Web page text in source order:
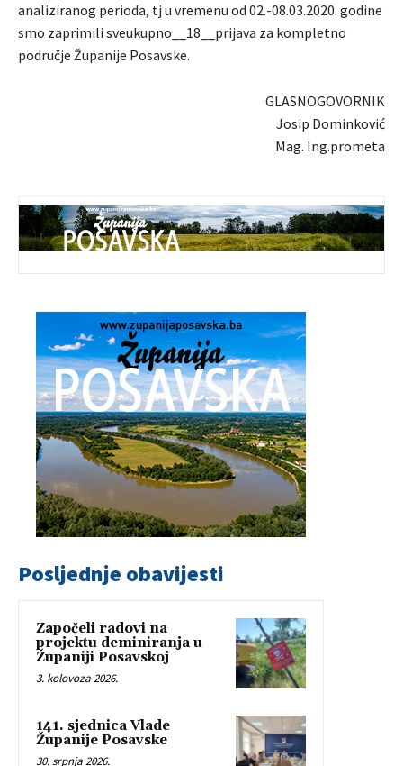
analiziranog perioda, tj u vremenu od 02.-08.03.2020. godine
smo zaprimili sveukupno__18__prijava za kompletno
područje Županije Posavske.
GLASNOGOVORNIK
Josip Dominković
Mag. Ing.prometa
Posljednje obavijesti
Započeli radovi na
projektu deminiranja u
Županiji Posavskoj
3. kolovoza 2026.
141. sjednica Vlade
Županije Posavske
30. srpnja 2026.